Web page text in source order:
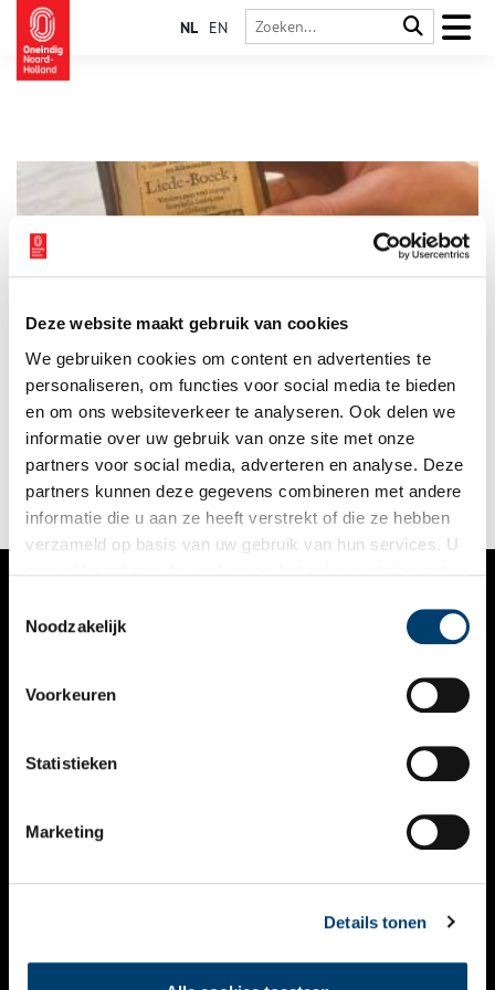
Deze website maakt gebruik van cookies
We gebruiken cookies om content en advertenties te
personaliseren, om functies voor social media te bieden
en om ons websiteverkeer te analyseren. Ook delen we
informatie over uw gebruik van onze site met onze
partners voor social media, adverteren en analyse. Deze
partners kunnen deze gegevens combineren met andere
informatie die u aan ze heeft verstrekt of die ze hebben
verzameld op basis van uw gebruik van hun services. U
Noodzakelijk
Voorkeuren
Statistieken
Marketing
Details tonen
NL EN
liederen
Het Allard Pierson Museum heeft onlangs een tamelijk unieke
collectie liedbladen, liedboekjes en prenten met afbeeldingen
van straatzangers verworven. De collectie omvat 359 stukken
uit de zeventiende, achttiende en negentiende eeuw.
VERHALEN
KALENDER
THEMA’S
VIDEO’S
CONTACT